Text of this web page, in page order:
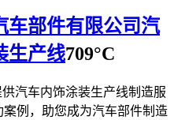
车部件有限公司汽
生产线709°C
汽车内饰涂装生产线制造服
例，助您成为汽车部件制造